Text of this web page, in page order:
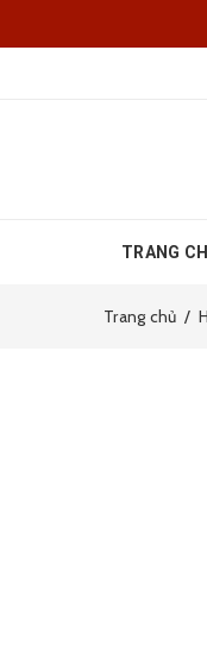
TRANG
Trang chủ /